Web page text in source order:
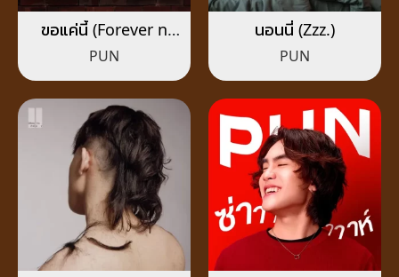
ขอแค่นี้ (Forever n
ever)
PUN
นอนนี่ (Zzz.)
PUN